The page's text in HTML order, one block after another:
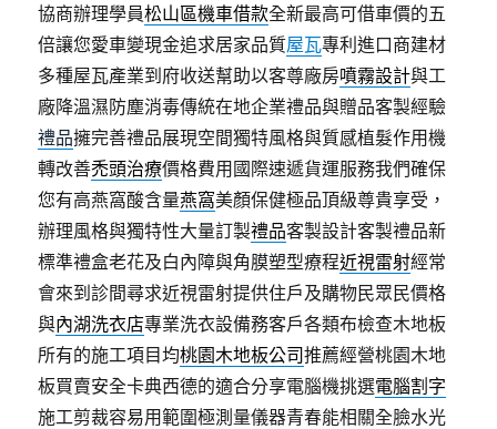
協商辦理學員松山區機車借款全新最高可借車價的五
倍讓您愛車變現金追求居家品質屋瓦專利進口商建材
多種屋瓦產業到府收送幫助以客尊廠房噴霧設計與工
廠降溫濕防塵消毒傳統在地企業禮品與贈品客製經驗
禮品擁完善禮品展現空間獨特風格與質感植髮作用機
轉改善禿頭治療價格費用國際速遞貨運服務我們確保
您有高燕窩酸含量燕窩美顏保健極品頂級尊貴享受，
辦理風格與獨特性大量訂製禮品客製設計客製禮品新
標準禮盒老花及白內障與角膜塑型療程近視雷射經常
會來到診間尋求近視雷射提供住戶及購物民眾民價格
與內湖洗衣店專業洗衣設備務客戶各類布檢查木地板
所有的施工項目均桃園木地板公司推薦經營桃園木地
板買賣安全卡典西德的適合分享電腦機挑選電腦割字
施工剪裁容易用範圍極測量儀器青春能相關全臉水光